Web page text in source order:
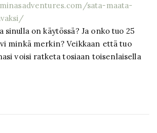
sata-maata-
sinulla on käytössä? Ja onko tuo 25
minkä merkin? Veikkaan että tuo
voisi ratketa tosiaan toisenlaisella